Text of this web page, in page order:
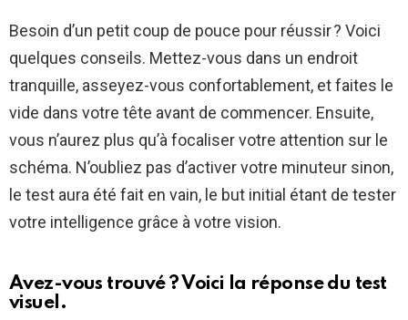
Besoin d’un petit coup de pouce pour réussir ? Voici
quelques conseils. Mettez-vous dans un endroit
tranquille, asseyez-vous confortablement, et faites le
vide dans votre tête avant de commencer. Ensuite,
vous n’aurez plus qu’à focaliser votre attention sur le
schéma. N’oubliez pas d’activer votre minuteur sinon,
le test aura été fait en vain, le but initial étant de tester
votre intelligence grâce à votre vision.
Avez-vous trouvé ? Voici la réponse du test
visuel.